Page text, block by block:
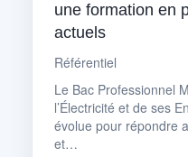
une formation en
actuels
Référentiel
Le Bac Professionnel
l’Électricité et de ses
évolue pour répondre
et…